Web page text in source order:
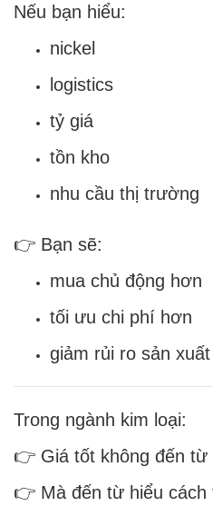
Nếu bạn hiểu:
nickel
logistics
tỷ giá
tồn kho
nhu cầu thị trường
👉 Bạn sẽ:
mua chủ động hơn
tối ưu chi phí hơn
giảm rủi ro sản xuất
Trong ngành kim loại:
👉 Giá tốt không đến từ
👉 Mà đến từ hiểu